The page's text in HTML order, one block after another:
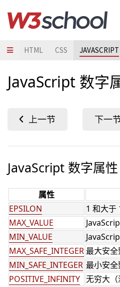
HTML CSS JAVASCRIPT
JavaScript 数字
JavaScript 数字属性
属性
EPSILON
1 和大于
MAX_VALUE
MIN_VALUE
MAX_SAFE_INTEGER最大安全
MIN_SAFE_INTEGER 最小安全
POSITIVE_INFINITY 无穷大（